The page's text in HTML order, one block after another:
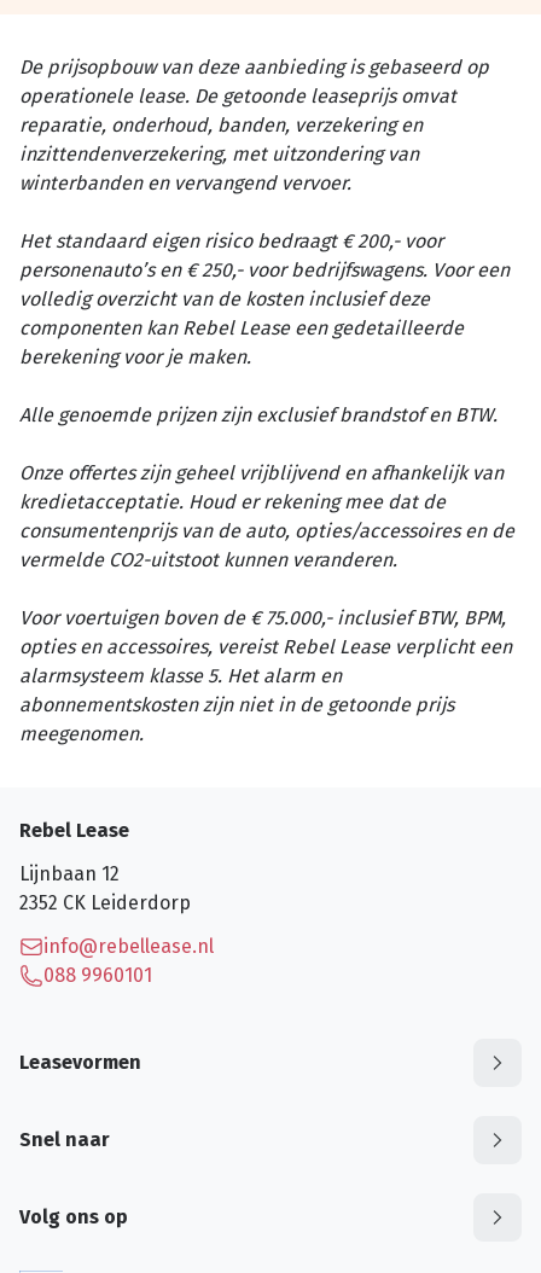
De prijsopbouw van deze aanbieding is gebaseerd op
operationele lease. De getoonde leaseprijs omvat
reparatie, onderhoud, banden, verzekering en
inzittendenverzekering, met uitzondering van
winterbanden en vervangend vervoer.
Het standaard eigen risico bedraagt € 200,- voor
personenauto’s en € 250,- voor bedrijfswagens. Voor een
volledig overzicht van de kosten inclusief deze
componenten kan Rebel Lease een gedetailleerde
berekening voor je maken.
Alle genoemde prijzen zijn exclusief brandstof en BTW.
Onze offertes zijn geheel vrijblijvend en afhankelijk van
kredietacceptatie. Houd er rekening mee dat de
consumentenprijs van de auto, opties/accessoires en de
vermelde CO2-uitstoot kunnen veranderen.
Voor voertuigen boven de € 75.000,- inclusief BTW, BPM,
opties en accessoires, vereist Rebel Lease verplicht een
alarmsysteem klasse 5. Het alarm en
abonnementskosten zijn niet in de getoonde prijs
meegenomen.
Rebel Lease
Lijnbaan 12
2352 CK Leiderdorp
info@rebellease.nl
088 9960101
Leasevormen
Snel naar
Volg ons op